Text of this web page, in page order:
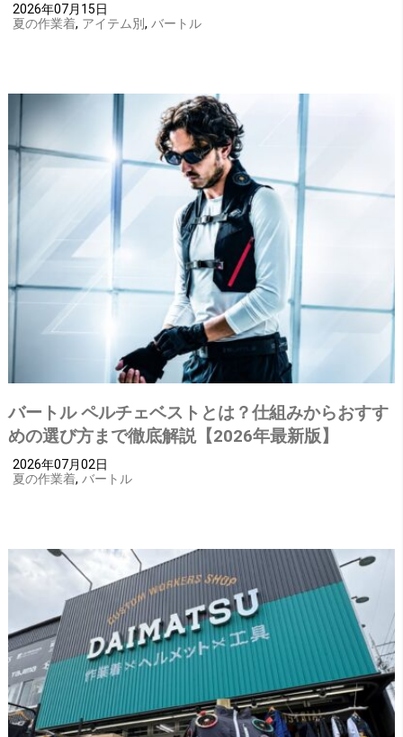
2026年07月15日
夏の作業着, アイテム別, バートル
バートル ペルチェベストとは？仕組みからおすす
めの選び方まで徹底解説【2026年最新版】
2026年07月02日
夏の作業着, バートル